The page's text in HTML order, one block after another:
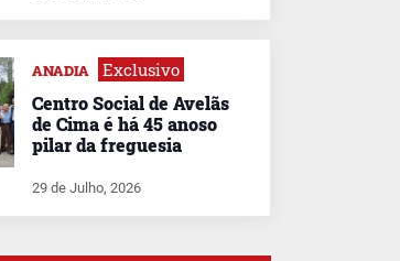
ANADIA Exclusivo
Centro Social de Avelãs
de Cima é há 45 anoso
pilar da freguesia
29 de Julho, 2026